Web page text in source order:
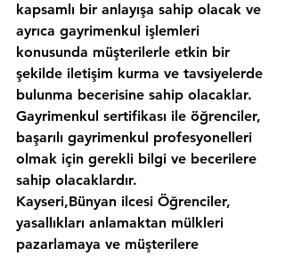
kapsamlı bir anlayışa sahip olacak ve
ayrıca gayrimenkul işlemleri
konusunda müşterilerle etkin bir
şekilde iletişim kurma ve tavsiyelerde
bulunma becerisine sahip olacaklar.
Gayrimenkul sertifikası ile öğrenciler,
başarılı gayrimenkul profesyonelleri
olmak için gerekli bilgi ve becerilere
sahip olacaklardır.
Kayseri,Bünyan ilcesi Öğrenciler,
yasallıkları anlamaktan mülkleri
pazarlamaya ve müşterilere